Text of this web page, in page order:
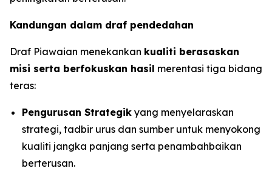
Kandungan dalam draf pendedahan
Draf Piawaian menekankan kualiti berasaskan
misi serta berfokuskan hasil merentasi tiga bidang
teras:
Pengurusan Strategik yang menyelaraskan
strategi, tadbir urus dan sumber untuk menyokong
kualiti jangka panjang serta penambahbaikan
berterusan.